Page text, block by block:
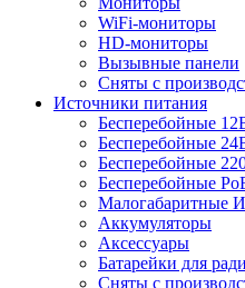
WiFi-мониторы
HD-мониторы
Вызывные панели
Сняты с
Источники питания
Бесперебойные
Бесперебойные
Бесперебойные
Бесперебойные
Малогабаритные
Аккумуляторы
Аксессуары
Батарейки для
Сняты с